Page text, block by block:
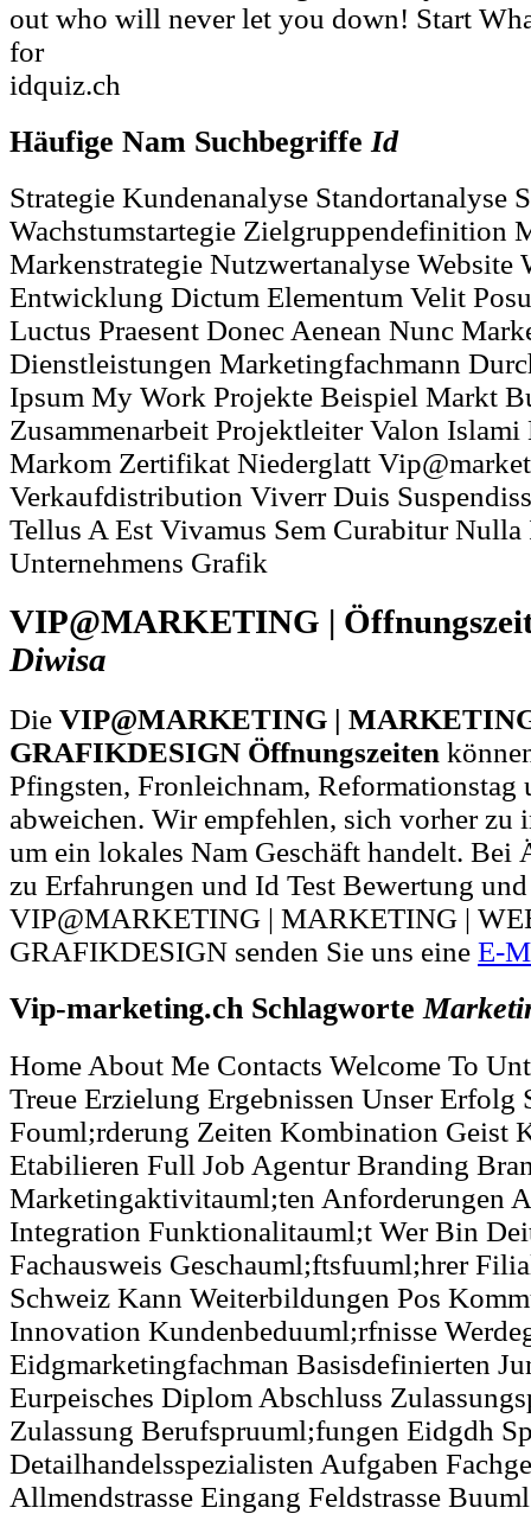
out who will never let you down! Start
for
idquiz.ch
Häufige Nam Suchbegriffe Id
Strategie Kundenanalyse Standortanalyse
Wachstumstartegie Zielgruppendefinition
Markenstrategie Nutzwertanalyse Website
Entwicklung Dictum Elementum Velit
Luctus Praesent Donec Aenean Nunc
Dienstleistungen Marketingfachmann
Ipsum My Work Projekte Beispiel Markt
Zusammenarbeit Projektleiter Valon
Markom Zertifikat Niederglatt
Verkaufdistribution Viverr Duis
Tellus A Est Vivamus Sem Curabitur Nulla
Unternehmens Grafik
VIP@MARKETING |
Diwisa
Die VIP@MARKETING |
GRAFIKDESIGN Öffnungszeiten
Pfingsten, Fronleichnam,
abweichen. Wir empfehlen, sich vorher zu
um ein lokales Nam Geschäft handelt. Bei
zu Erfahrungen und Id Test Bewertung
VIP@MARKETING | MARKETING |
GRAFIKDESIGN senden Sie uns eine E-
Vip-marketing.ch Schlagworte
Home About Me Contacts Welcome To
Treue Erzielung Ergebnissen Unser Erfolg
Fouml;rderung Zeiten Kombination Geist
Etabilieren Full Job Agentur Branding
Marketingaktivitauml;ten Anforderungen
Integration Funktionalitauml;t Wer Bin
Fachausweis Geschauml;ftsfuuml;hrer
Schweiz Kann Weiterbildungen Pos
Innovation Kundenbeduuml;rfnisse
Eidgmarketingfachman Basisdefinierten
Eurpeisches Diplom Abschluss
Zulassung Berufspruuml;fungen Eidgdh
Detailhandelsspezialisten Aufgaben
Allmendstrasse Eingang Feldstrasse